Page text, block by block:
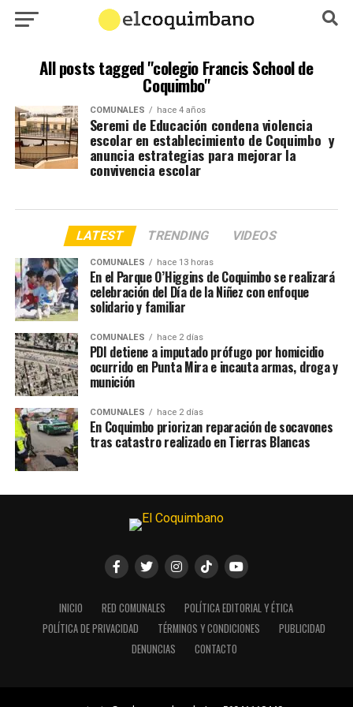
All posts tagged "colegio Francis School de
Coquimbo"
COMUNALES hace 4 años
Seremi de Educación condena violencia
escolar en establecimiento de Coquimbo y
anuncia estrategias para mejorar la
convivencia escolar
LATEST TRENDING VIDEOS
COMUNALES hace 13 horas
En el Parque O’Higgins de Coquimbo se realizará
celebración del Día de la Niñez con enfoque
solidario y familiar
COMUNALES hace 2 días
PDI detiene a imputado prófugo por homicidio
ocurrido en Punta Mira e incauta armas, droga y
munición
COMUNALES hace 2 días
En Coquimbo priorizan reparación de socavones
tras catastro realizado en Tierras Blancas
INICIO RED COMUNALES
POLÍTICA EDITORIAL Y ÉTICA
POLÍTICA DE PRIVACIDAD
TÉRMINOS Y CONDICIONES
PUBLICIDAD
DENUNCIAS
CONTACTO